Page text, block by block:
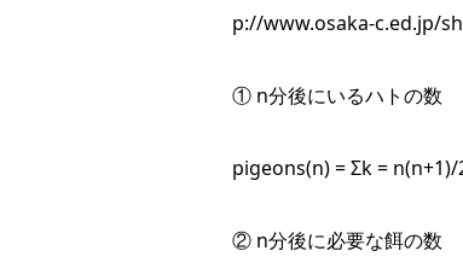
p://www.osaka-c.ed.jp/
① n分後にいるハトの数
pigeons(n) = Σk = n(n+1)/
② n分後に必要な餌の数